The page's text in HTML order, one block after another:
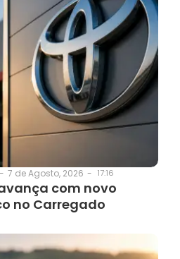
- 7 de Agosto, 2026 - 17:16
com novo
no Carregado